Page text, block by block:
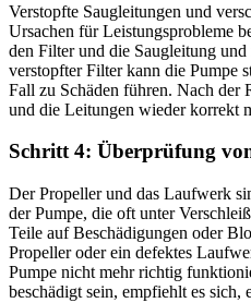
Verstopfte Saugleitungen und
Ursachen für Leistungsprobleme
den Filter und die Saugleitung
verstopfter Filter kann die Pumpe
Fall zu Schäden führen. Nach der
und die Leitungen wieder korrekt
Schritt 4: Überprüfung
Der Propeller und das Laufwerk
der Pumpe, die oft unter
Teile auf Beschädigungen oder
Propeller oder ein defektes
Pumpe nicht mehr richtig
beschädigt sein, empfiehlt es sich,